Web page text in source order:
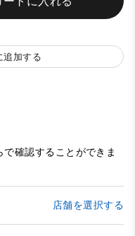
追加する
確認することができま
店舗を選択する